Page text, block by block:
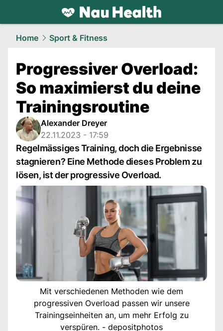
health.NAU.ch
Home Sport & Fitness
Progressiver Overload:
So maximierst du deine
Trainingsroutine
Alexander Dreyer
22.11.2023 - 17:59
Regelmässiges Training, doch die Ergebnisse
stagnieren? Eine Methode dieses Problem zu
lösen, ist der progressive Overload.
Mit verschiedenen Methoden wie dem
progressiven Overload passen wir unsere
Trainingseinheiten an, um mehr Erfolg zu
verspüren. - depositphotos